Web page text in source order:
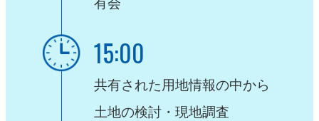
15:00
共有された用地情報の中から
土地の検討・現地調査